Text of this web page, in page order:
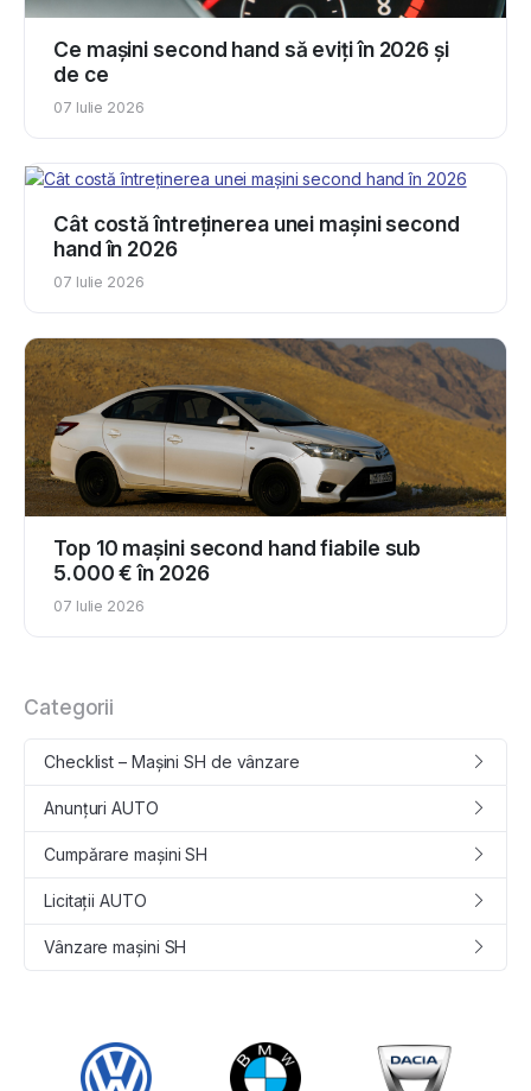
Ce mașini second hand să eviți în 2026 și
de ce
07 Iulie 2026
Cât costă întreținerea unei mașini second
hand în 2026
07 Iulie 2026
Top 10 mașini second hand fiabile sub
5.000 € în 2026
07 Iulie 2026
Categorii
Checklist – Mașini SH de vânzare
Anunțuri AUTO
Cumpǎrare maşini SH
Licitații AUTO
Vânzare maşini SH